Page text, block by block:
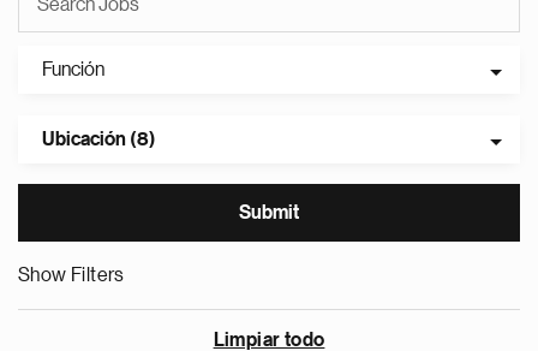
Función
Ubicación (8)
Show Filters
Limpiar todo